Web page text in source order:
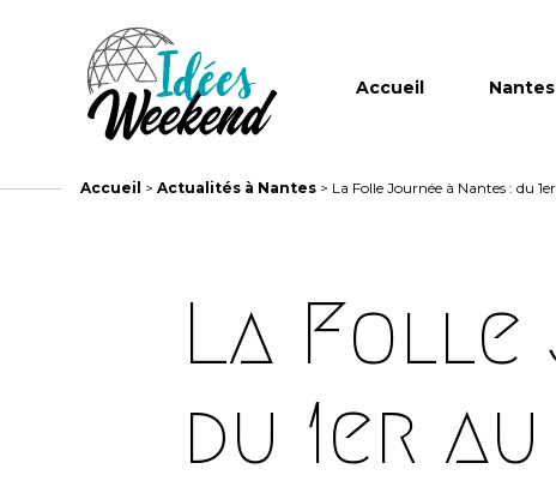
Accueil Nantes
Accueil > Actualités à Nantes > La Folle Journée à Nantes : du
La Folle
du 1er